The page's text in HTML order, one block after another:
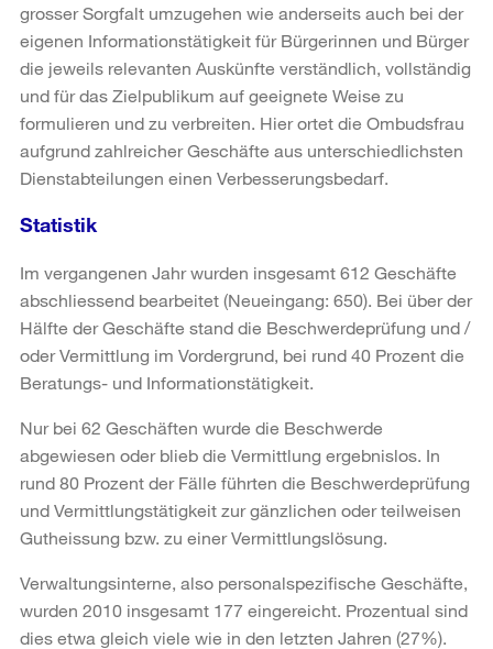
grosser Sorgfalt umzugehen wie anderseits auch bei der
eigenen Informationstätigkeit für Bürgerinnen und Bürger
die jeweils relevanten Auskünfte verständlich, vollständig
und für das Zielpublikum auf geeignete Weise zu
formulieren und zu verbreiten. Hier ortet die Ombudsfrau
aufgrund zahlreicher Geschäfte aus unterschiedlichsten
Dienstabteilungen einen Verbesserungsbedarf.
Statistik
Im vergangenen Jahr wurden insgesamt 612 Geschäfte
abschliessend bearbeitet (Neueingang: 650). Bei über der
Hälfte der Geschäfte stand die Beschwerdeprüfung und /
oder Vermittlung im Vordergrund, bei rund 40 Prozent die
Beratungs- und Informationstätigkeit.
Nur bei 62 Geschäften wurde die Beschwerde
abgewiesen oder blieb die Vermittlung ergebnislos. In
rund 80 Prozent der Fälle führten die Beschwerdeprüfung
und Vermittlungstätigkeit zur gänzlichen oder teilweisen
Gutheissung bzw. zu einer Vermittlungslösung.
Verwaltungsinterne, also personalspezifische Geschäfte,
wurden 2010 insgesamt 177 eingereicht. Prozentual sind
dies etwa gleich viele wie in den letzten Jahren (27%).